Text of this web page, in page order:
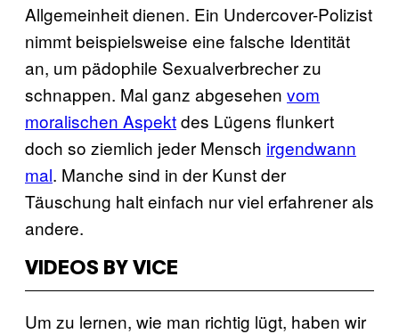
Allgemeinheit dienen. Ein Undercover-Polizist
nimmt beispielsweise eine falsche Identität
an, um pädophile Sexualverbrecher zu
schnappen. Mal ganz abgesehen vom
moralischen Aspektdes Lügens flunkert
doch so ziemlich jeder Mensch irgendwann
mal. Manche sind in der Kunst der
Täuschung halt einfach nur viel erfahrener als
andere.
VIDEOS BY VICE
Um zu lernen, wie man richtig lügt, haben wir